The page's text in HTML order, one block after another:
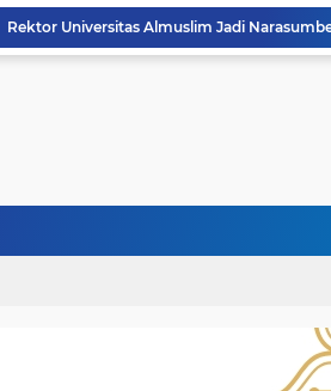
Politisi Senior PPP Abdullah Amin Resmi